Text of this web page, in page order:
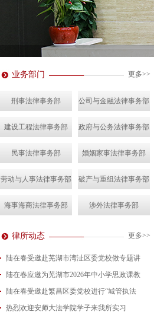
业务部门 更多>>
刑事法律事务部 公司与金融法律事务部
建设工程法律事务部 政府与公务法律事务部
民事法律事务部 婚姻家事法律事务部
劳动与人事法律事务部 破产与重组法律事务部
海事海商法律事务部 涉外法律事务部
律所动态 更多>>
陆在春受邀赴芜湖市湾沚区委党校做专题讲
2026-08-04
陆在春应邀为芜湖市2026年中小学思政课教
2026-07-24
陆在春受邀赴繁昌区委党校进行“城管执法
2026-07-15
热烈欢迎安师大法学院学子来我所实习